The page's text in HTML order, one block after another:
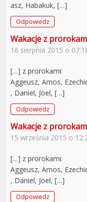
asz, Habakuk, […]
Odpowiedz
Wakacje z
16 sierpnia 2015 o
[…] z prorokami:
Aggeusz, Amos,
, Daniel, Joel, […]
Odpowiedz
Wakacje z
15 września 2015 o
[…] z prorokami:
Aggeusz, Amos,
, Daniel, Joel, […]
Odpowiedz